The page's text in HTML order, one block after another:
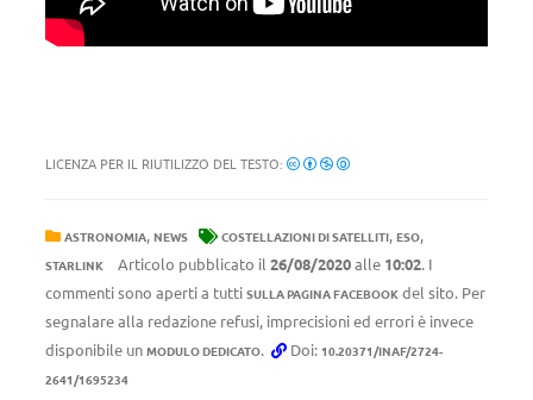
LICENZA PER IL RIUTILIZZO DEL TESTO:
ASTRONOMIA, NEWS COSTELLAZIONI DI SATELLITI, ESO,
STARLINK Articolo pubblicato il 26/08/2020alle 10:02. I
commenti sono aperti a tutti SULLA PAGINA FACEBOOK del sito. Per
segnalare alla redazione refusi, imprecisioni ed errori è invece
disponibile un MODULO DEDICATO. Doi: 10.20371/INAF/2724-
2641/1695234